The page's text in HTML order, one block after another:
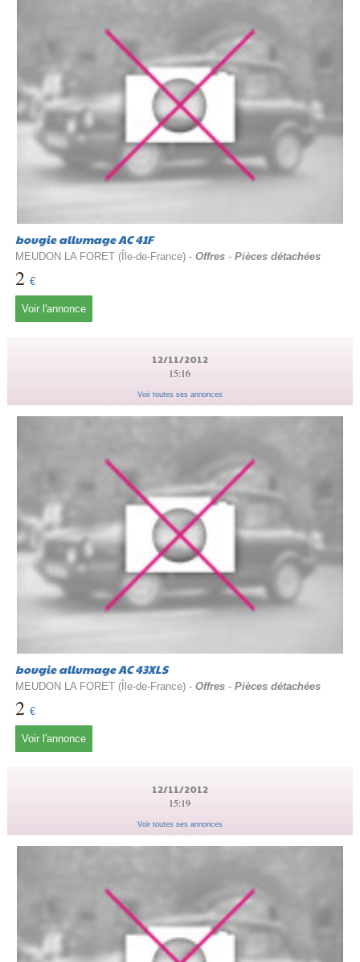
bougie allumage AC 41F
MEUDON LA FORET (Île-de-France) - Offres- Pièces détachées
2 €
Voir l'annonce
12/11/2012
15:16
Voir toutes ses annonces
bougie allumage AC 43XLS
MEUDON LA FORET (Île-de-France) - Offres- Pièces détachées
2 €
Voir l'annonce
12/11/2012
15:19
Voir toutes ses annonces